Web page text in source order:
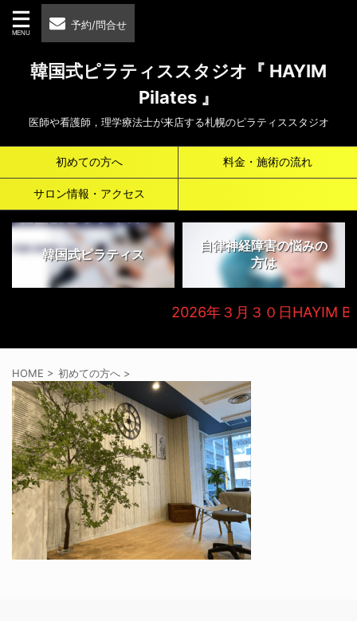
予約/問合せ
韓国式ピラティススタジオ『 HAYIM
Pilates 』
医師や看護師，理学療法士が来店する札幌のピラティススタジオ
初めての方へ 料金・施術の流れ
サロン情報・アクセス
韓国式ピラティス
自律神経障害の悩みの
方は
2026年３月３０日HAYIM
HOME > 初めての方へ >